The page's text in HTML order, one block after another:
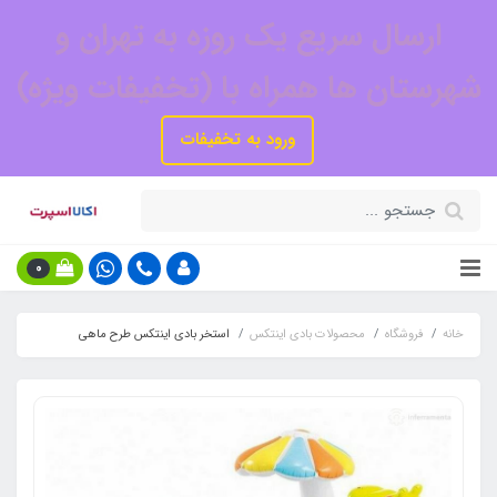
ارسال سریع یک روزه به تهران و
شهرستان ها همراه با (تخفیفات ویژه)
ورود به تخفیفات
0
خانه فروشگاه محصولات بادی اینتکس استخر بادی اینتکس طرح ماهی